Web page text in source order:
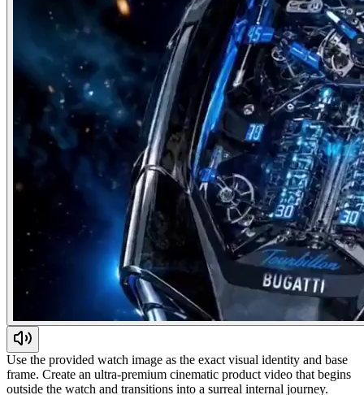
Use the provided watch image as the exact visual identity and base
frame. Create an ultra-premium cinematic product video that begins
outside the watch and transitions into a surreal internal journey.